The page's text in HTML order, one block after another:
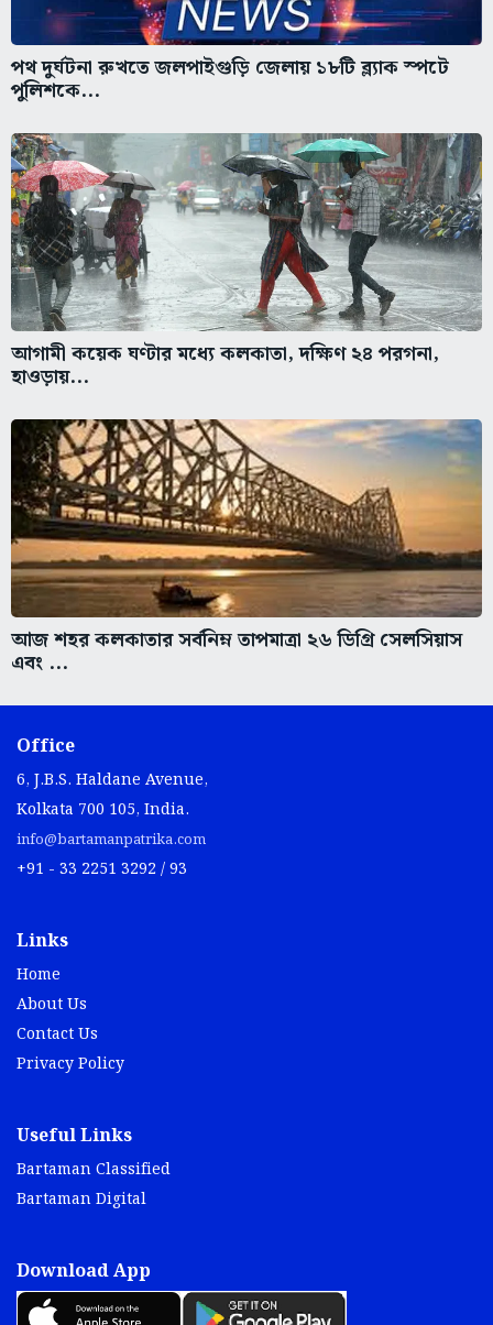
পথ দুর্ঘটনা রুখতে জলপাইগুড়ি জেলায় ১৮টি ব্ল্যাক স্পটে
পুলিশকে...
আগামী কয়েক ঘণ্টার মধ্যে কলকাতা, দক্ষিণ ২৪ পরগনা,
হাওড়ায়...
আজ শহর কলকাতার সর্বনিম্ন তাপমাত্রা ২৬ ডিগ্রি সেলসিয়াস
এবং ...
Office
6, J.B.S. Haldane Avenue,
Kolkata 700 105, India.
info@bartamanpatrika.com
+91 - 33 2251 3292 / 93
Links
Home
About Us
Contact Us
Privacy Policy
Useful Links
Bartaman Classified
Bartaman Digital
Download App